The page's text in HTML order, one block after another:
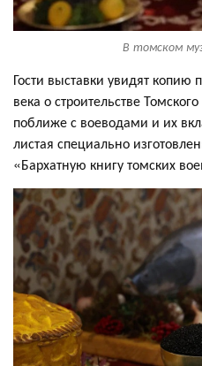
В томском
Гости выставки увидят
века о строительстве
поближе с воеводами и их
листая специально
«Бархатную книгу томских